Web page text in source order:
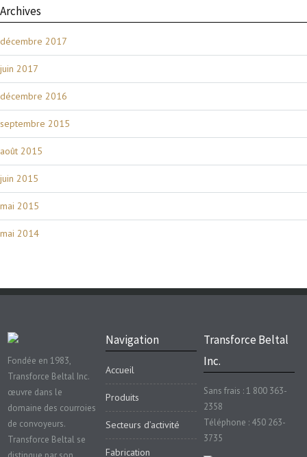
Archives
décembre 2017
juin 2017
décembre 2016
septembre 2015
août 2015
juin 2015
mai 2015
mai 2014
Fondée en 1983,
Transforce Beltal Inc.
œuvre dans le
domaine des courroies
de convoyeurs.
Transforce Beltal se
Navigation
Accueil
Produits
Secteurs d’activité
Fabrication
Transforce Beltal
Inc.
Sans frais : 1 800 363-
2358
Téléphone : 450 263-
3735